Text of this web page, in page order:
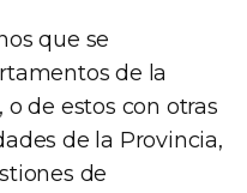
que se
de la
de estos con otras
de la Provincia,
de